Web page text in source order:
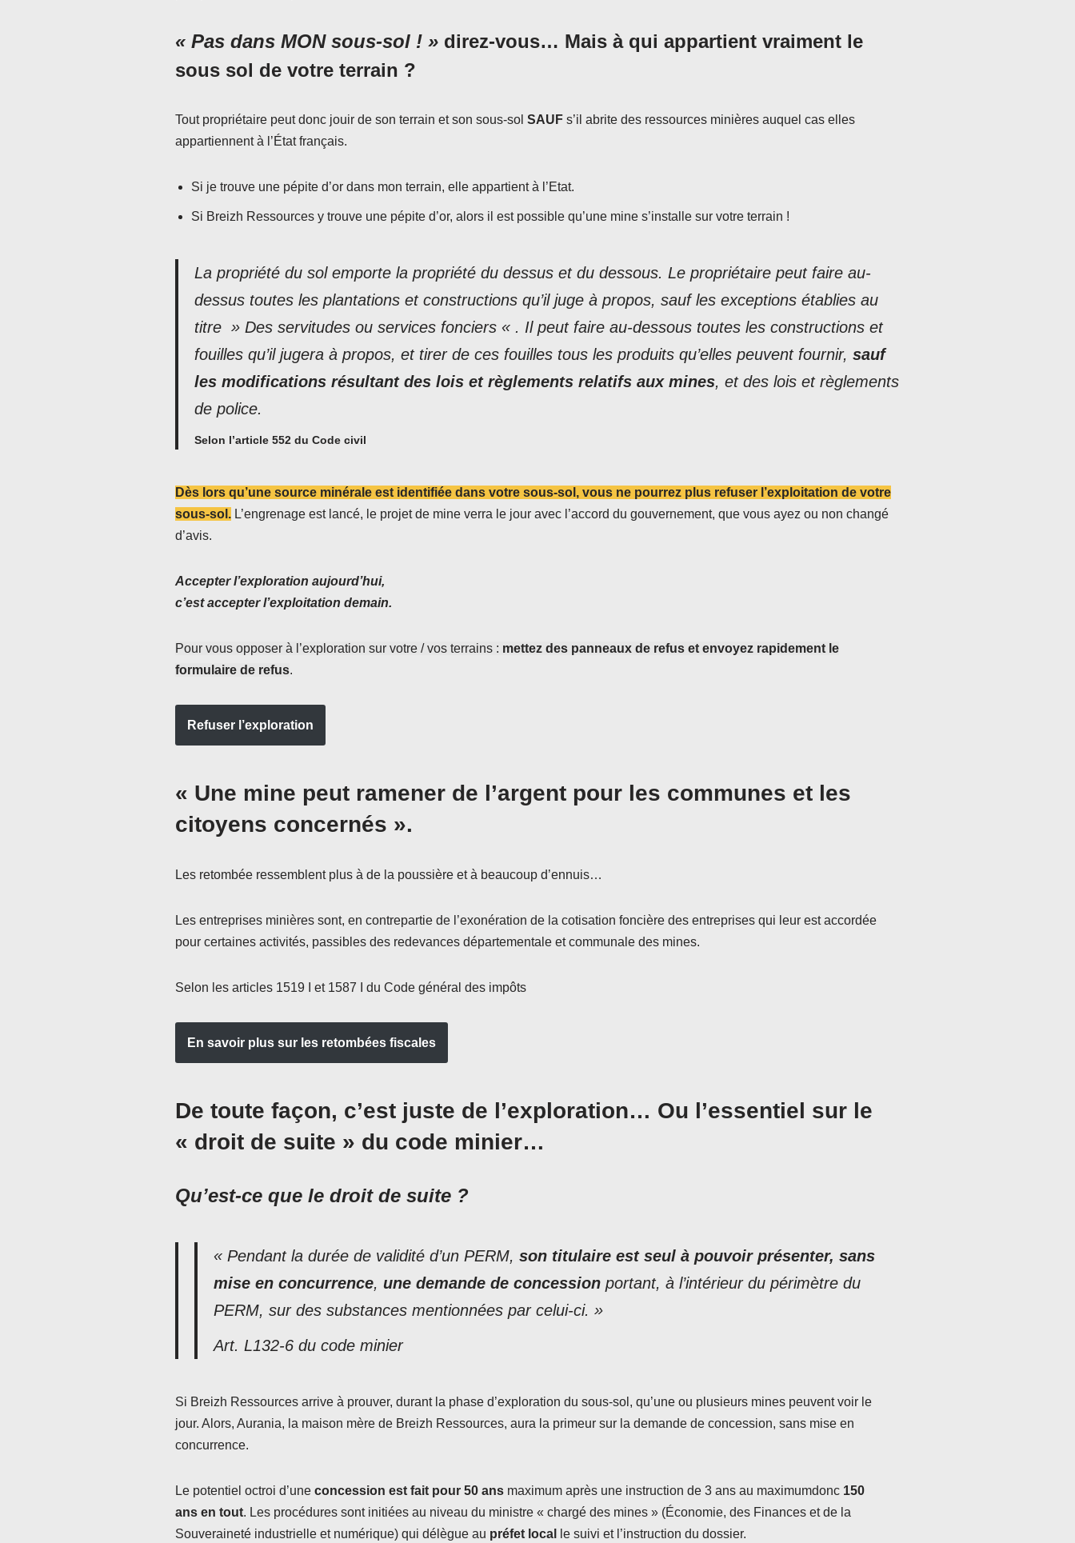
« Pas dans MON sous-sol ! » direz-vous… Mais à qui appartient vraiment le
sous sol de votre terrain ?
Tout propriétaire peut donc jouir de son terrain et son sous-sol SAUF s’il abrite des ressources minières auquel cas elles
appartiennent à l’État français.
Si je trouve une pépite d’or dans mon terrain, elle appartient à l’Etat.
Si Breizh Ressources y trouve une pépite d’or, alors il est possible qu’une mine s’installe sur votre terrain !
La propriété du sol emporte la propriété du dessus et du dessous. Le propriétaire peut faire au-
dessus toutes les plantations et constructions qu’il juge à propos, sauf les exceptions établies au
titre » Des servitudes ou services fonciers « . Il peut faire au-dessous toutes les constructions et
fouilles qu’il jugera à propos, et tirer de ces fouilles tous les produits qu’elles peuvent fournir, sauf
les modifications résultant des lois et règlements relatifs aux mines, et des lois et règlements
de police.
Selon l’article 552 du Code civil
Dès lors qu’une source minérale est identifiée dans votre sous-sol, vous ne pourrez plus refuser l’exploitation de votre
sous-sol. L’engrenage est lancé, le projet de mine verra le jour avec l’accord du gouvernement, que vous ayez ou non changé
d’avis.
Accepter l’exploration aujourd’hui,
c’est accepter l’exploitation demain.
Pour vous opposer à l’exploration sur votre / vos terrains : mettez des panneaux de refus et envoyez rapidement le
formulaire de refus.
Refuser l’exploration
« Une mine peut ramener de l’argent pour les communes et les
citoyens concernés ».
Les retombée ressemblent plus à de la poussière et à beaucoup d’ennuis…
Les entreprises minières sont, en contrepartie de l’exonération de la cotisation foncière des entreprises qui leur est accordée
pour certaines activités, passibles des redevances départementale et communale des mines.
Selon les articles 1519 I et 1587 I du Code général des impôts
En savoir plus sur les retombées fiscales
De toute façon, c’est juste de l’exploration… Ou l’essentiel sur le
« droit de suite » du code minier…
Qu’est-ce que le droit de suite ?
« Pendant la durée de validité d’un PERM, son titulaire est seul à pouvoir présenter, sans
mise en concurrence, une demande de concession portant, à l’intérieur du périmètre du
PERM, sur des substances mentionnées par celui-ci. »
Art. L132-6 du code minier
Si Breizh Ressources arrive à prouver, durant la phase d’exploration du sous-sol, qu’une ou plusieurs mines peuvent voir le
jour. Alors, Aurania, la maison mère de Breizh Ressources, aura la primeur sur la demande de concession, sans mise en
concurrence.
Le potentiel octroi d’une concession est fait pour 50 ans maximum après une instruction de 3 ans au maximumdonc 150
ans en tout. Les procédures sont initiées au niveau du ministre « chargé des mines » (Économie, des Finances et de la
Souveraineté industrielle et numérique) qui délègue au préfet local le suivi et l’instruction du dossier.